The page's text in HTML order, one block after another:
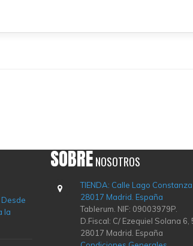
la
SOBRENOSOTROS
TIENDA: Calle Lago Constanza
28017 Madrid. España
Tablerum. NIF: 09003979P.
D.Fiscal: C/ Ezequiel Solana 6,
28017 Madrid. España